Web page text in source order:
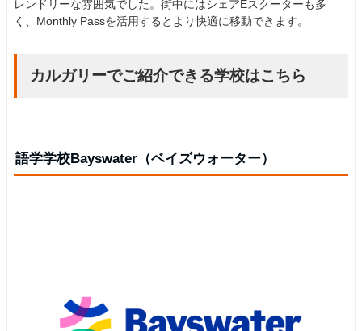
レンドリーな雰囲気でした。街中にはシェアEスクーターも多
く、Monthly Passを活用するとより快適に移動できます。
カルガリーでご紹介できる学校はこちら
語学学校Bayswater（ベイズウォーター）